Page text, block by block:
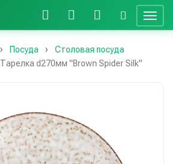
Посуда
Столовая посуда
Тарелка d270мм "Brown Spider Silk"